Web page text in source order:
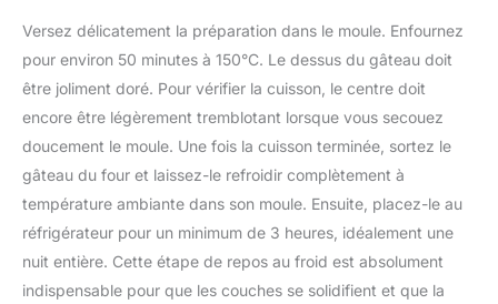
Versez délicatement la préparation dans le moule. Enfournez
pour environ 50 minutes à 150°C. Le dessus du gâteau doit
être joliment doré. Pour vérifier la cuisson, le centre doit
encore être légèrement tremblotant lorsque vous secouez
doucement le moule. Une fois la cuisson terminée, sortez le
gâteau du four et laissez-le refroidir complètement à
température ambiante dans son moule. Ensuite, placez-le au
réfrigérateur pour un minimum de 3 heures, idéalement une
nuit entière. Cette étape de repos au froid est absolument
indispensable pour que les couches se solidifient et que la